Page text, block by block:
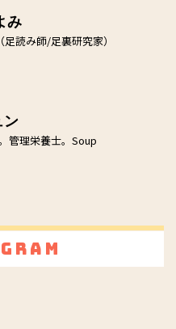
み
読み師/足裏研究家）
ン
管理栄養士。Soup